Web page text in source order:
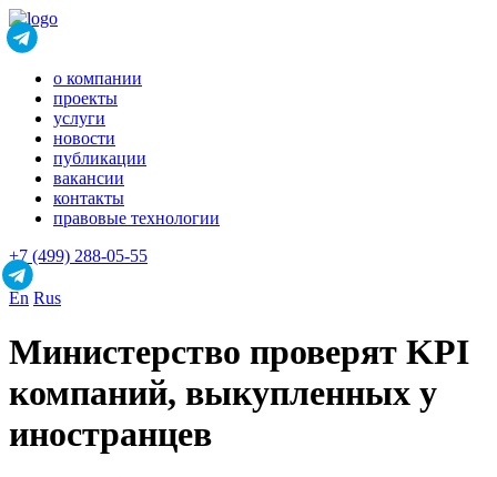
о компании
проекты
услуги
новости
публикации
вакансии
контакты
правовые технологии
+7 (499) 288-05-55
En Rus
Министерство проверят KPI
компаний, выкупленных у
иностранцев